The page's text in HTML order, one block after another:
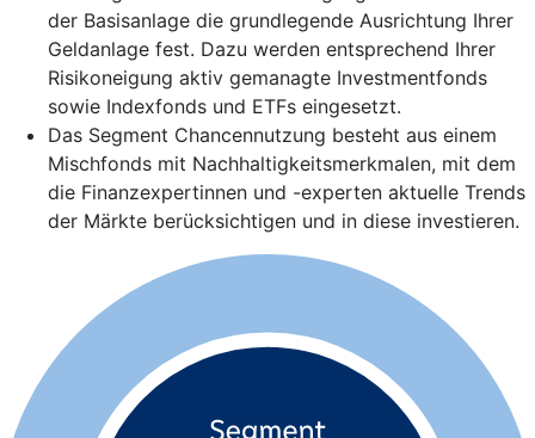
der Basisanlage die grundlegende Ausrichtung Ihrer
Geldanlage fest. Dazu werden entsprechend Ihrer
Risikoneigung aktiv gemanagte Investmentfonds
sowie Indexfonds und ETFs eingesetzt.
Das Segment Chancennutzung besteht aus einem
Mischfonds mit Nachhaltigkeitsmerkmalen, mit dem
die Finanzexpertinnen und -experten aktuelle Trends
der Märkte berücksichtigen und in diese investieren.